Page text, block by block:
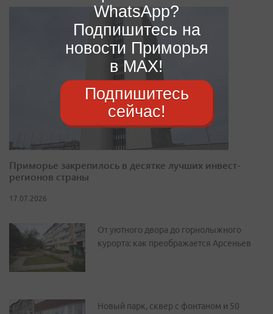
Приморье закрепилось в десятке лучших инвест-
регионов страны
17.07.2026
От уютного двора до горнолыжного
курорта: как преображается Арсеньев
Новый парк, сквер с фонтаном и 50
WhatsApp?
Подпишитесь на
новости Приморья
в MAX!
Подпишитесь
сейчас!